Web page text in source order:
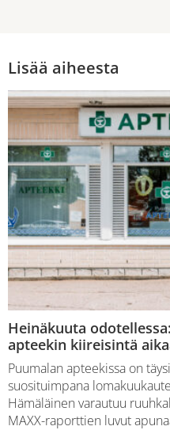
Lisää aiheesta
Heinäkuuta
apteekin kiireisintä
Puumalan apteekissa on
suosituimpana
Hämäläinen varautuu
MAXX-raporttien luvut